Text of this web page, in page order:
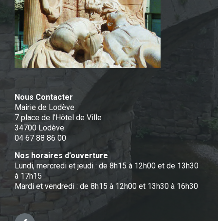
Nous Contacter
Mairie de Lodève
7 place de l'Hôtel de Ville
34700 Lodève
04 67 88 86 00
Nos horaires d’ouverture
Lundi, mercredi et jeudi : de 8h15 à 12h00 et de 13h30
à 17h15
Mardi et vendredi : de 8h15 à 12h00 et 13h30 à 16h30